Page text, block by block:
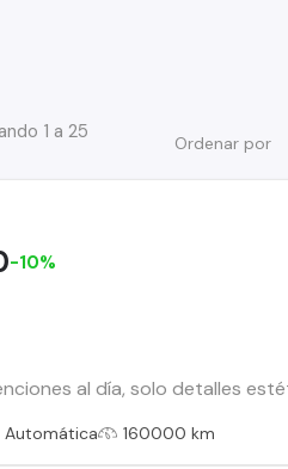
Ordenar por
1 a 25
al día, solo detalles
-10%
Automática 160000 km